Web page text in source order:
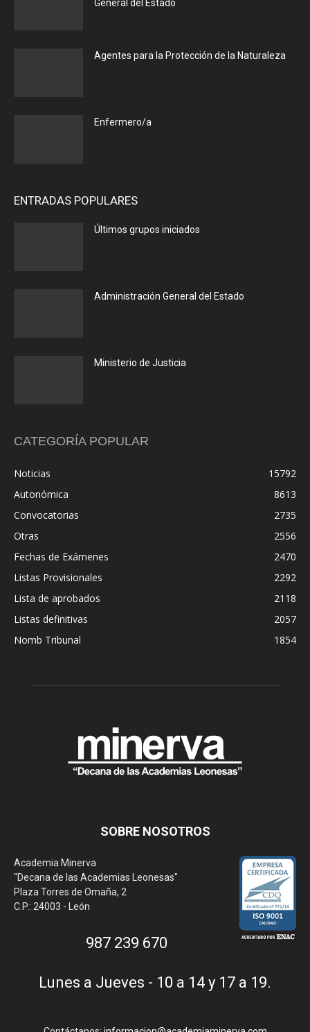
General del Estado
Agentes para la Protección de la Naturaleza
Enfermero/a
ENTRADAS POPULARES
Últimos grupos iniciados
Administración General del Estado
Ministerio de Justicia
CATEGORÍA POPULAR
Noticias
15792
Autonómica
8613
Convocatorias
2735
Otras
2556
Fechas de Exámenes
2470
Listas Provisionales
2292
Lista de aprobados
2118
Listas definitivas
2057
Nomb Tribunal
1854
SOBRE NOSOTROS
Academia Minerva
"Decana de las Academias Leonesas"
Plaza Torres de Omaña, 2
C.P.: 24003 - León
987 239 670
Lunes a Jueves - 10 a 14 y 17 a 19.